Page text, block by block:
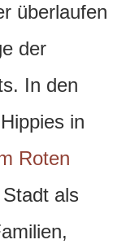
überlaufen
der
In den
in
Roten
als